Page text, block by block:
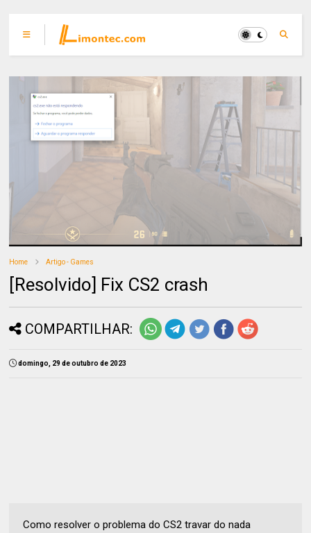
Home Artigo - Games
[Resolvido] Fix CS2 crash
COMPARTILHAR:
domingo, 29 de outubro de 2023
Como resolver o problema do CS2 travar do nada